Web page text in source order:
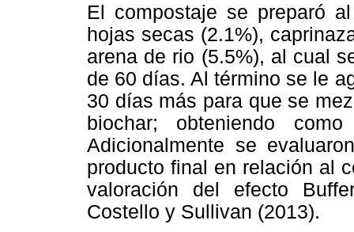
El compostaje se preparó
hojas secas (2.1%),
arena de rio (5.5%), al cual
de 60 días. Al término se le
30 días más para que se
biochar; obteniendo
Adicionalmente se
producto final en relación al
valoración del efecto
Costello y Sullivan (2013).